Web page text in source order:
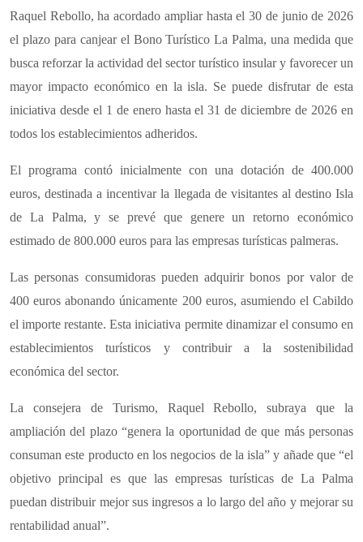
Raquel Rebollo, ha acordado ampliar hasta el 30 de junio de 2026
el plazo para canjear el Bono Turístico La Palma, una medida que
busca reforzar la actividad del sector turístico insular y favorecer un
mayor impacto económico en la isla. Se puede disfrutar de esta
iniciativa desde el 1 de enero hasta el 31 de diciembre de 2026 en
todos los establecimientos adheridos.
El programa contó inicialmente con una dotación de 400.000
euros, destinada a incentivar la llegada de visitantes al destino Isla
de La Palma, y se prevé que genere un retorno económico
estimado de 800.000 euros para las empresas turísticas palmeras.
Las personas consumidoras pueden adquirir bonos por valor de
400 euros abonando únicamente 200 euros, asumiendo el Cabildo
el importe restante. Esta iniciativa permite dinamizar el consumo en
establecimientos turísticos y contribuir a la sostenibilidad
económica del sector.
La consejera de Turismo, Raquel Rebollo, subraya que la
ampliación del plazo “genera la oportunidad de que más personas
consuman este producto en los negocios de la isla” y añade que “el
objetivo principal es que las empresas turísticas de La Palma
puedan distribuir mejor sus ingresos a lo largo del año y mejorar su
rentabilidad anual”.